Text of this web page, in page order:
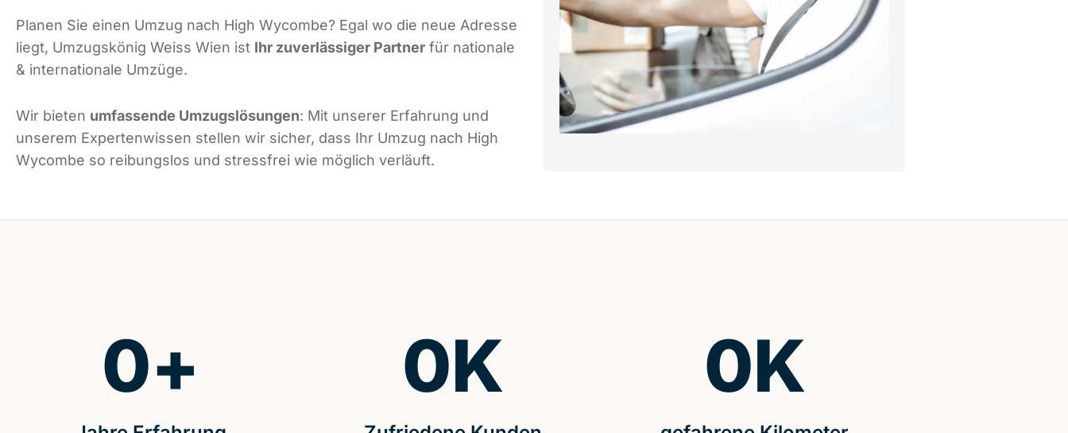
Planen Sie einen Umzug nach High Wycombe? Egal wo die neue Adresse
liegt, Umzugskönig Weiss Wien ist Ihr zuverlässiger Partner für nationale
& internationale Umzüge.
Wir bieten umfassende Umzugslösungen: Mit unserer Erfahrung und
unserem Expertenwissen stellen wir sicher, dass Ihr Umzug nach High
Wycombe so reibungslos und stressfrei wie möglich verläuft.
0+ 0K 0K